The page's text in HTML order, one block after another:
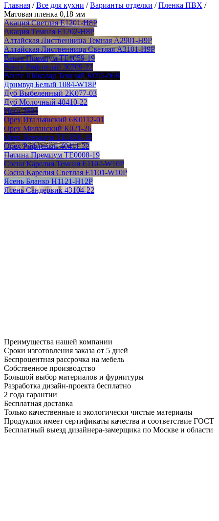
Главная /Все для кухни /Варианты отделки /Пленка ПВХ /
Матовая пленка 0,18 мм
Акация Светлая E1201-H8P
Акация Темная E1202-H8P
Алтайская Лиственница Темная A2901-H9P
Алтайская Лиственница Светлая А3101-H9P
Венге Премиум TE1059-19
Венге Рифленый 30209-22
Венге Шоколад Темный K055-06В
Дримвуд Белый 1084-W18P
Дуб Выбеленный 2K077-03
Дуб Молочный 40410-22
Ирга 2601
Орех Итальянский 6K0112-01
Орех Миланский К021-26
Орех Премиум TE1050-19
Орех Рифленый 40411-22
Патина Премиум TE0008-19
Сосна Карелия Темная E1102-W10P
Сосна Карелия Светлая E1101-W10P
Ясень Бланко H1121-H12P
Ясень Сандервик 43104-22
Преимущества нашей компании
Сроки изготовления заказа от 5 дней
Беспроцентная рассрочка на мебель
Собственное производство
Большой выбор материалов и фурнитуры
Разработка дизайн-проекта бесплатно
2 года гарантии
Бесплатная доставка
Только качественные и экологически чистые материалы
Продукция имеет сертификаты качества и соответствие ГОСТ
Бесплатный выезд дизайнера-замерщика по Москве и области